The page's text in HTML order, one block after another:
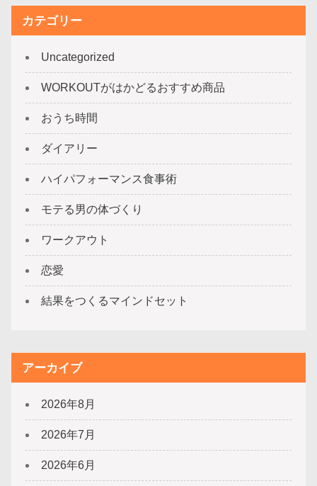
カテゴリー
Uncategorized
WORKOUTがはかどるおすすめ商品
おうち時間
ダイアリー
ハイパフォーマンス食事術
モテる男の体づくり
ワークアウト
恋愛
結果をつくるマインドセット
アーカイブ
2026年8月
2026年7月
2026年6月